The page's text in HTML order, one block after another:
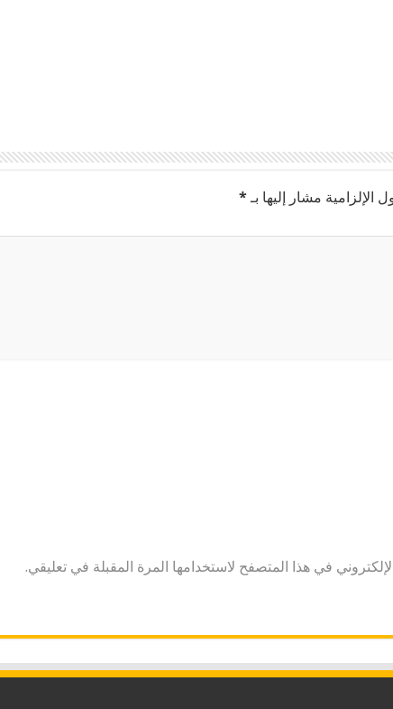
الإلزامية مشار إليها بـ*
في هذا المتصفح لاستخدامها المرة المقبلة في تعليقي.